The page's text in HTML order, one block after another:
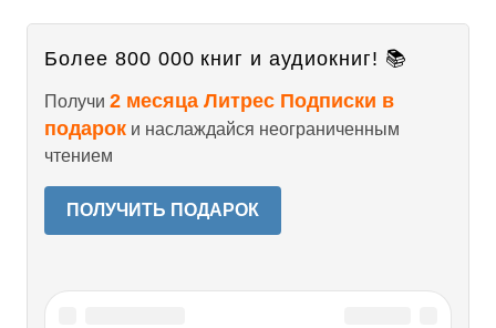
Более 800 000 книг и аудиокниг! 📚
Получи 2 месяца Литрес Подписки в
подарок и наслаждайся неограниченным
чтением
ПОЛУЧИТЬ ПОДАРОК